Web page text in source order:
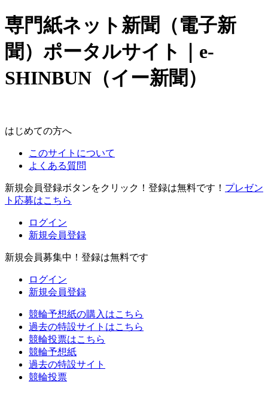
専門紙ネット新聞（電子新
聞）ポータルサイト｜e-
SHINBUN（イー新聞）
はじめての方へ
このサイトについて
よくある質問
新規会員登録ボタンをクリック！登録は無料です！ プレゼン
ト応募はこちら
ログイン
新規会員登録
新規会員募集中！登録は無料です
ログイン
新規会員登録
競輪予想紙の購入はこちら
過去の特設サイトはこちら
競輪投票はこちら
競輪予想紙
過去の特設サイト
競輪投票